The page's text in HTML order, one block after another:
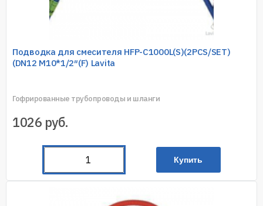
Подводка для смесителя HFP-C1000L(S)(2PCS/SET)
(DN12 M10*1/2″(F) Lavita
Гофрированные трубопроводы и шланги
1026 руб.
Купить